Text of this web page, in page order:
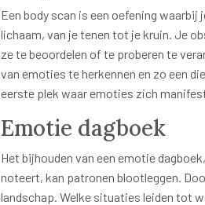
Een body scan is een oefening
lichaam, van je tenen tot je kruin. Je
ze te beoordelen of te proberen te
van emoties te herkennen en zo een
eerste plek waar emoties zich
Emotie dagboek
Het bijhouden van een emotie
noteert, kan patronen blootleggen.
landschap. Welke situaties leiden tot